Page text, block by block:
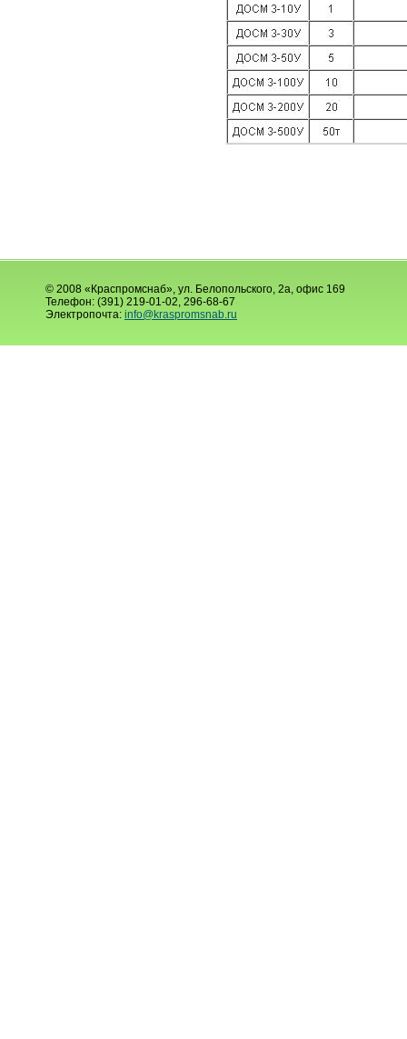
© 2008 «Краспромснаб», ул. Белопольского, 2а, офис 169
Телефон: (391) 219-01-02, 296-68-67
Электропочта: info@kraspromsnab.ru